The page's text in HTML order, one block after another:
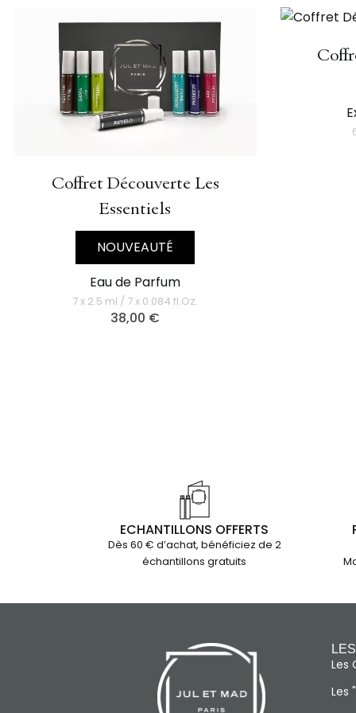
Coffret Découverte Les
Essentiels
NOUVEAUTÉ
Eau de Parfum
7 x 2.5 ml / 7 x 0.084 fl.Oz.
38,00 €
ECHANTILLONS OFFERTS
Dès 60 € d’achat, bénéficiez de 2
échantillons gratuits
Les
Les